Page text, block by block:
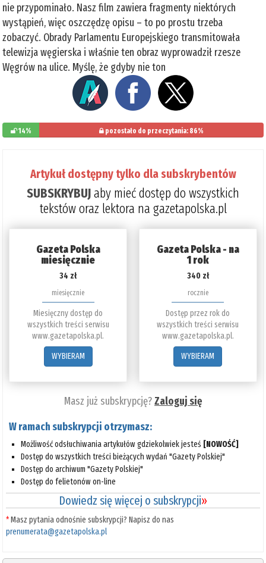
nie przypominało. Nasz film zawiera fragmenty niektórych
wystąpień, więc oszczędzę opisu – to po prostu trzeba
zobaczyć. Obrady Parlamentu Europejskiego transmitowała
telewizja węgierska i właśnie ten obraz wyprowadził rzesze
Węgrów na ulice. Myślę, że gdyby nie ton
14% pozostało do przeczytania: 86%
Artykuł dostępny tylko dla subskrybentów
SUBSKRYBUJaby mieć dostęp do wszystkich
tekstów oraz lektora na gazetapolska.pl
Gazeta Polska
miesięcznie
34 zł
miesięcznie
Miesięczny dostęp do
wszystkich treści serwisu
www.gazetapolska.pl.
WYBIERAM
Gazeta Polska - na
1 rok
340 zł
rocznie
Dostęp przez rok do
wszystkich treści serwisu
www.gazetapolska.pl.
WYBIERAM
Masz już subskrypcję?Zaloguj się
W ramach subskrypcji otrzymasz:
Możliwość odsłuchiwania artykułów gdziekolwiek jesteś [NOWOŚĆ]
Dostęp do wszystkich treści bieżących wydań "Gazety Polskiej"
Dostęp do archiwum "Gazety Polskiej"
Dostęp do felietonów on-line
Dowiedz się więcej o subskrypcji»
*Masz pytania odnośnie subskrypcji? Napisz do nas
prenumerata@gazetapolska.pl